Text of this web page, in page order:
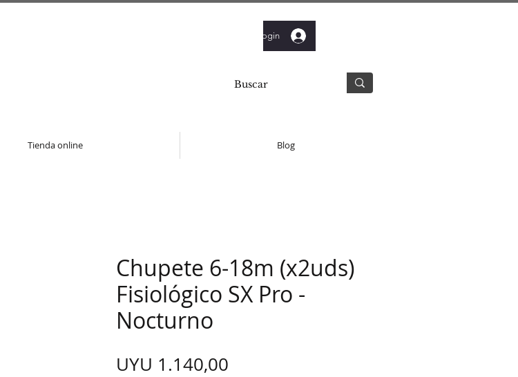
Login
Tienda online Blog
Chupete 6-18m (x2uds)
Fisiológico SX Pro -
Nocturno
UYU 1.140,00